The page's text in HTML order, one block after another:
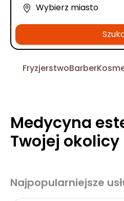
FryzjerstwoBarber
Medycyna
Twojej okolicy
Najpopularniejsze